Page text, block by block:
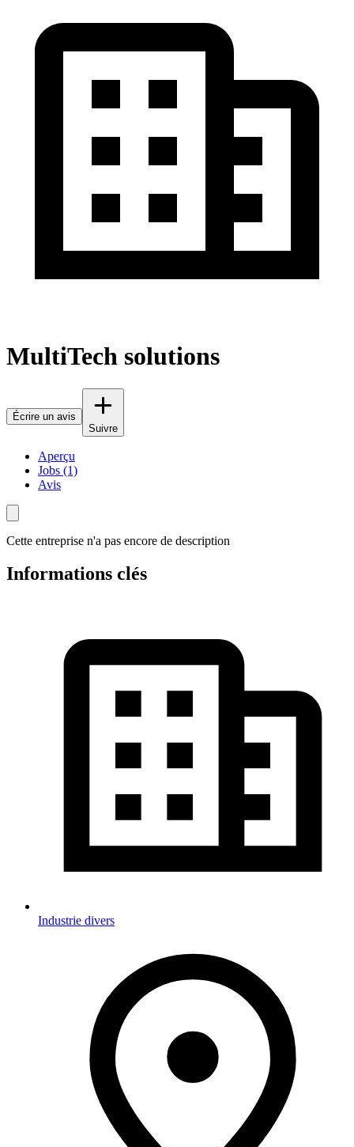
MultiTech solutions
Écrire un avis
Suivre
Aperçu
Jobs (1)
Avis
Cette entreprise n'a pas encore de description
Informations clés
Industrie divers